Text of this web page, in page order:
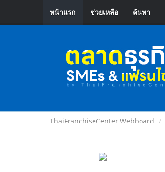
หน้าแรก ช่วยเหลือ ค้นหา
ThaiFranchiseCenter Webboard